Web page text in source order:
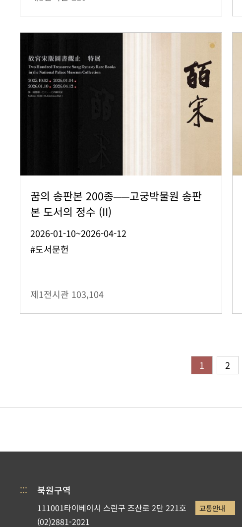
꿈의 송판본 200종──고궁박물원 송판
본 도서의 정수 (II)
2026-01-10~2026-04-12
#도서문헌
제1전시관 103,104
1
2
::: 북원구역
111001타이베이시 스린구 즈산로 2단 221호 교통안내
(02)2881-2021